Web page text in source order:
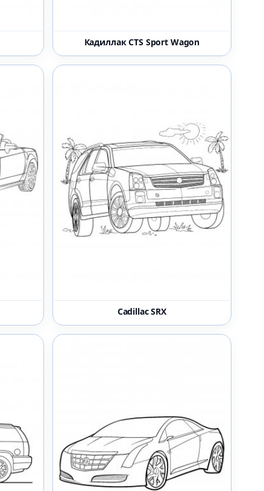
Кадиллак CTS Sport Wagon
Cadillac SRX